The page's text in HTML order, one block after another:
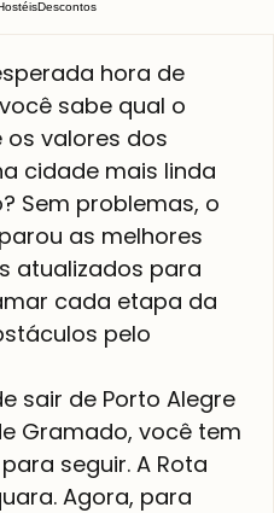
Descontos
hora de
sabe qual o
valores dos
cidade mais linda
Sem problemas, o
as melhores
atualizados para
cada etapa da
pelo
sair de Porto Alegre
Gramado, você tem
seguir. A Rota
Agora, para